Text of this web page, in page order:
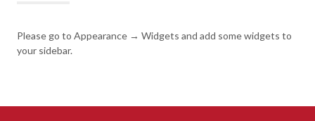
Please go to Appearance → Widgets and add some widgets to
your sidebar.